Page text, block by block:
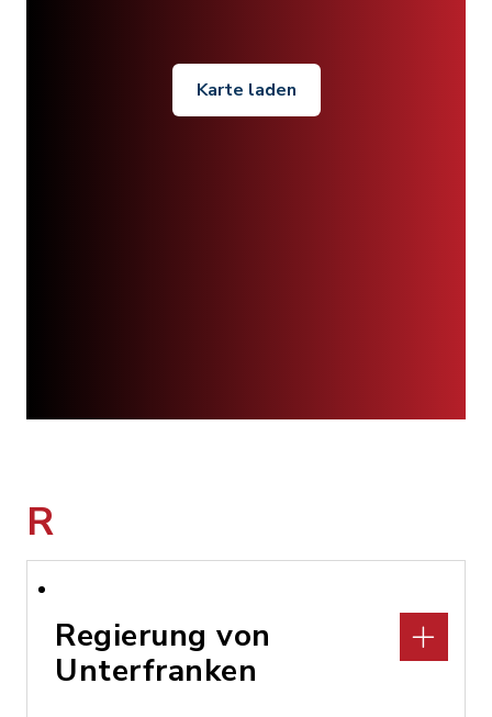
Karte laden
R
Regierung von
Unterfranken